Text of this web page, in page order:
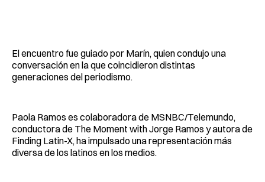
El encuentro fue guiado por Marín, quien condujo una
conversación en la que coincidieron distintas
generaciones del periodismo.
Paola Ramos es colaboradora de MSNBC/Telemundo,
conductora de The Moment with Jorge Ramos y autora de
Finding Latin-X, ha impulsado una representación más
diversa de los latinos en los medios.